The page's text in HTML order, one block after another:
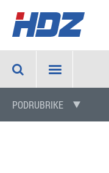
PODRUBRIKE